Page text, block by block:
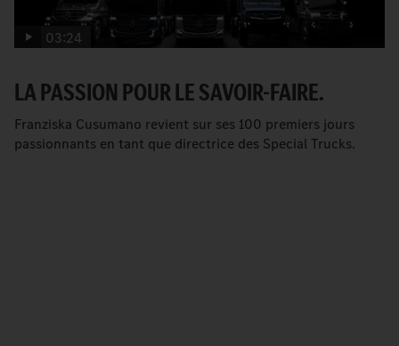
03:24
LA PASSION POUR LE SAVOIR-FAIRE.
Franziska Cusumano revient sur ses 100 premiers jours
passionnants en tant que directrice des Special Trucks.